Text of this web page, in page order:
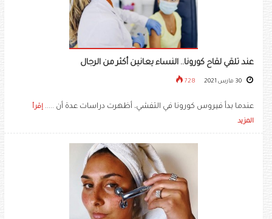
عند تلقي لقاح كورونا.. النساء يعانين أكثر من الرجال
728
عندما بدأ فيروس كورونا في التفشي، أظهرت دراسات عدة أن ..... إقرأ
المزيد